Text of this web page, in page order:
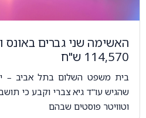
האשימה שני גברים
114,570 ש"ח
בית משפט השלום בתל אביב –
שהגיש עו"ד גיא צברי וקבע כי
וטוויטר פוסטים שבהם